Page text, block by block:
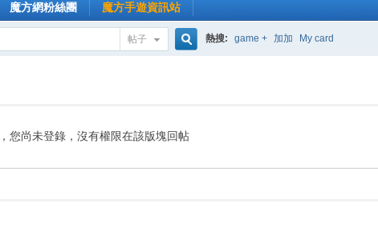
魔方網粉絲團 魔方手遊資訊站
帖子
索
熱搜: game + 加加 My card
您尚未登錄，沒有權限在該版塊回帖